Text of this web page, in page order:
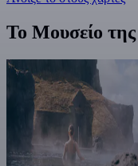
Το Μουσείο της